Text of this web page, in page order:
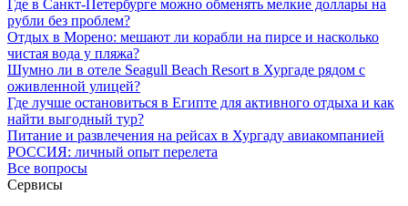
Где в Санкт-Петербурге можно обменять мелкие доллары на
рубли без проблем?
Отдых в Морено: мешают ли корабли на пирсе и насколько
чистая вода у пляжа?
Шумно ли в отеле Seagull Beach Resort в Хургаде рядом с
оживленной улицей?
Где лучше остановиться в Египте для активного отдыха и как
найти выгодный тур?
Питание и развлечения на рейсах в Хургаду авиакомпанией
РОССИЯ: личный опыт перелета
Все вопросы
Сервисы